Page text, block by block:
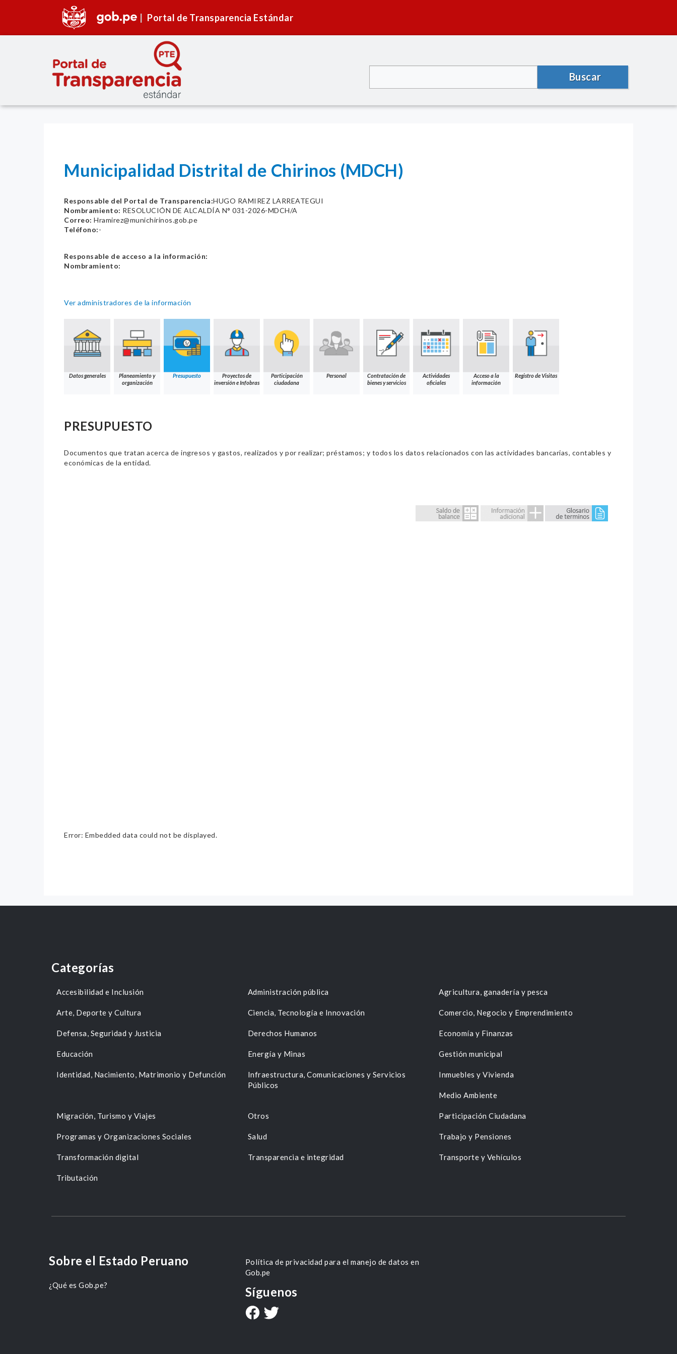
Portal de Transparencia Estándar
Buscar
Municipalidad Distrital de Chirinos (MDCH)
Responsable del Portal de Transparencia:HUGO RAMIREZ LARREATEGUI
Nombramiento: RESOLUCIÓN DE ALCALDÍA N° 031-2026-MDCH/A
Correo: Hramirez@munichirinos.gob.pe
Teléfono:-
Responsable de acceso a la información:
Nombramiento:
Ver administradores de la información
Datos generales
Planeamiento y
organización
Presupuesto
Proyectos de
inversión e Infobras
Participación
ciudadana
Personal
Contratación de
bienes y servicios
Actividades
oficiales
Acceso a la
información
Registro de Visitas
PRESUPUESTO
Documentos que tratan acerca de ingresos y gastos, realizados y por realizar; préstamos; y todos los datos relacionados con las actividades bancarias, contables y
económicas de la entidad.
Error: Embedded data could not be displayed.
Categorías
Accesibilidad e Inclusión Administración pública Agricultura, ganadería y pesca
Arte, Deporte y Cultura Ciencia, Tecnología e Innovación Comercio, Negocio y Emprendimiento
Defensa, Seguridad y Justicia Derechos Humanos Economía y Finanzas
Educación Energía y Minas Gestión municipal
Identidad, Nacimiento, Matrimonio y Defunción
Infraestructura, Comunicaciones y Servicios
Públicos
Inmuebles y Vivienda
Medio Ambiente
Migración, Turismo y Viajes Otros Participación Ciudadana
Programas y Organizaciones Sociales Salud Trabajo y Pensiones
Transformación digital Transparencia e integridad Transporte y Vehículos
Tributación
Sobre el Estado Peruano
¿Qué es Gob.pe?
Política de privacidad para el manejo de datos en
Gob.pe
Síguenos